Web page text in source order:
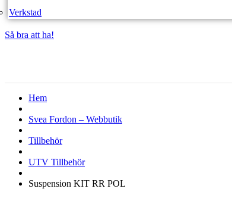
Verkstad
Så bra att ha!
Hem
Svea Fordon – Webbutik
Tillbehör
UTV Tillbehör
Suspension KIT RR POL